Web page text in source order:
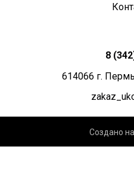
8
614066 г.
Создано на